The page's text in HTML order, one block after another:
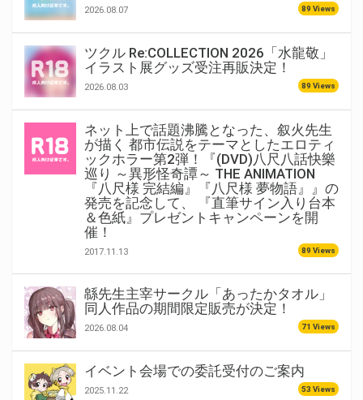
2026.08.07 89 Views
ツクル Re:COLLECTION 2026「水龍敬」
イラスト展グッズ受注再販決定！
2026.08.03 89 Views
ネット上で話題沸騰となった、叙火先生
が描く 都市伝説をテーマとしたエロティ
ックホラー第2弾！『(DVD)八尺八話快樂
巡り ～異形怪奇譚～ THE ANIMATION
『八尺様 完結編』『八尺様 夢物語』』の
発売を記念して、 『直筆サイン入り台本
＆色紙』プレゼントキャンペーンを開
催！
2017.11.13 89 Views
緜先生主宰サークル「あったかタオル」
同人作品の期間限定販売が決定！
2026.08.04 71 Views
イベント会場での委託受付のご案内
2025.11.22 53 Views